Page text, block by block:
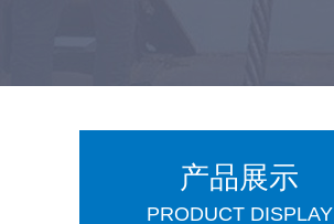
产品展示
PRODUCT DISPLAY